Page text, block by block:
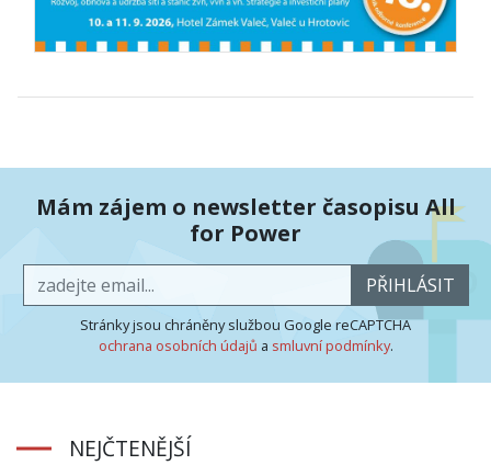
Mám zájem o newsletter časopisu All
for Power
PŘIHLÁSIT
Stránky jsou chráněny službou Google reCAPTCHA
ochrana osobních údajů a smluvní podmínky.
NEJČTENĚJŠÍ